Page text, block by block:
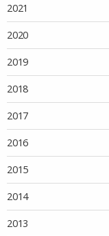
2021
2020
2019
2018
2017
2016
2015
2014
2013